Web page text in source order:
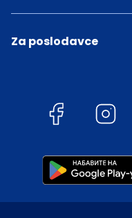
Za poslodavce